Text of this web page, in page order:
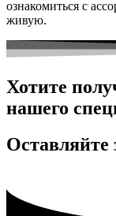
ознакомиться с
живую.
Хотите
нашего
Оставляйте